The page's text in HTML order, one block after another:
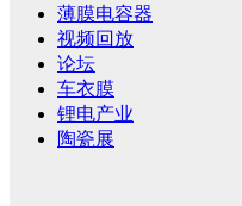
薄膜电容器
视频回放
论坛
车衣膜
锂电产业
陶瓷展